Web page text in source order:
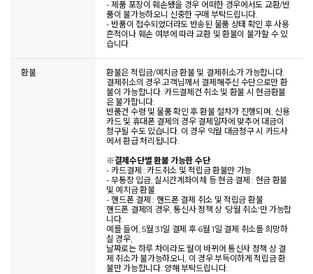
- 제품 포장이 훼손됐을 경우 어떠한 경우에서도 교환/반
품이 불가능하오니 신중한 구매 부탁드립니다.
- 반품이 접수되었더라도 반송된 물품 상태 확인 후 사용
흔적이나 훼손 여부에 따라 교환 및 환불이 불가할 수 있
습니다.
환불
환불은 적립금/예치금 환불 및 결제취소가 가능합니다.
결제취소의 경우 고객님께서 결제해주신 수단으로만 환
불이 가능합니다. 카드결제건 취소 및 환불 시 현금환불
은 불가합니다.
반품건 수령 및 물품 확인 후 환불 절차가 진행되며, 신용
카드 및 휴대폰 결제의 경우 결제일자에 맞추어 대금이
청구될 수도 있습니다. 이 경우 익월 대금청구 시 카드사
에서 환급 처리됩니다.
※결제수단별 환불 가능한 수단
- 카드결제 : 카드취소 및 적립금 환불만 가능
- 무통장 입금, 실시간계좌이체 등 현금 결제 : 현금 환불
및 예치금 환불
- 핸드폰 결제 : 핸드폰 결제 취소 및 적립금 환불
핸드폰 결제의 경우, 통신사 정책 상 '당월 취소'만 가능합
니다.
예를 들어, 5월 31일 결제 후 6월 1일 결제 취소를 희망하
실 경우,
날짜로는 하루 차이라도 월이 바뀌어 통신사 정책 상 결
제 취소가 불가능하오니, 이 경우 부득이하게 적립금 환
불만 가능합니다. 양해 부탁드립니다.